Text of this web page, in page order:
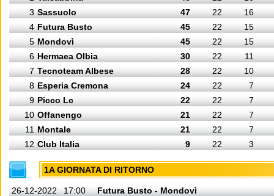
3 Sassuolo 47 22
16
4 Futura Busto 45 22
15
5 Mondovì 45 22
15
6 Hermaea Olbia 30 22
11
7 Tecnoteam Albese 28 22
10
8 Esperia Cremona 24 22
7
9 Picco Lc 22 22
7
10 Offanengo 21 22
7
11 Montale 21 22
7
12 Club Italia 9 22 3
1A GIORNATA DI RITORNO
26-12-2022 17:00
Futura Busto - Mondovì